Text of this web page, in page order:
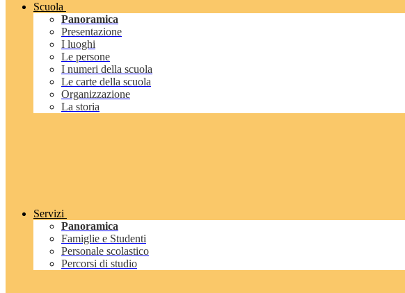
Scuola
Panoramica
Presentazione
I luoghi
Le persone
I numeri della scuola
Le carte della scuola
Organizzazione
La storia
Servizi
Panoramica
Famiglie e Studenti
Personale scolastico
Percorsi di studio